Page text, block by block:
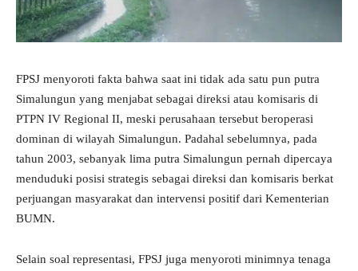
FPSJ menyoroti fakta bahwa saat ini tidak ada satu pun putra
Simalungun yang menjabat sebagai direksi atau komisaris di
PTPN IV Regional II, meski perusahaan tersebut beroperasi
dominan di wilayah Simalungun. Padahal sebelumnya, pada
tahun 2003, sebanyak lima putra Simalungun pernah dipercaya
menduduki posisi strategis sebagai direksi dan komisaris berkat
perjuangan masyarakat dan intervensi positif dari Kementerian
BUMN.
Selain soal representasi, FPSJ juga menyoroti minimnya tenaga